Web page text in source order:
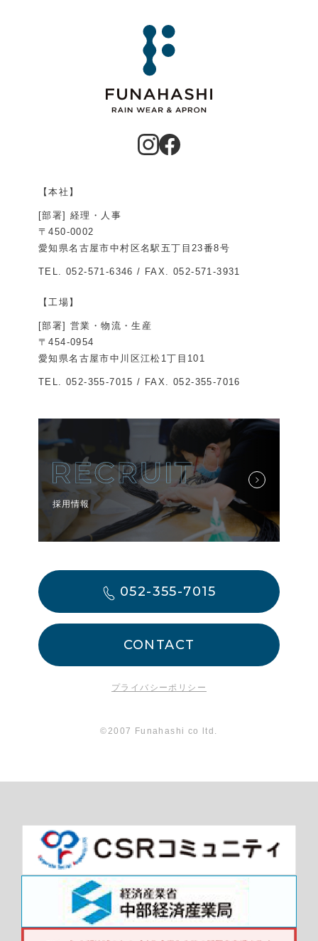
【本社】
[部署] 経理・人事
〒450-0002
愛知県名古屋市中村区名駅五丁目23番8号
TEL. 052-571-6346 / FAX. 052-571-3931
【工場】
[部署] 営業・物流・生産
〒454-0954
愛知県名古屋市中川区江松1丁目101
TEL. 052-355-7015 / FAX. 052-355-7016
採用情報
052-355-7015
CONTACT
プライバシーポリシー
©2007 Funahashi co ltd.